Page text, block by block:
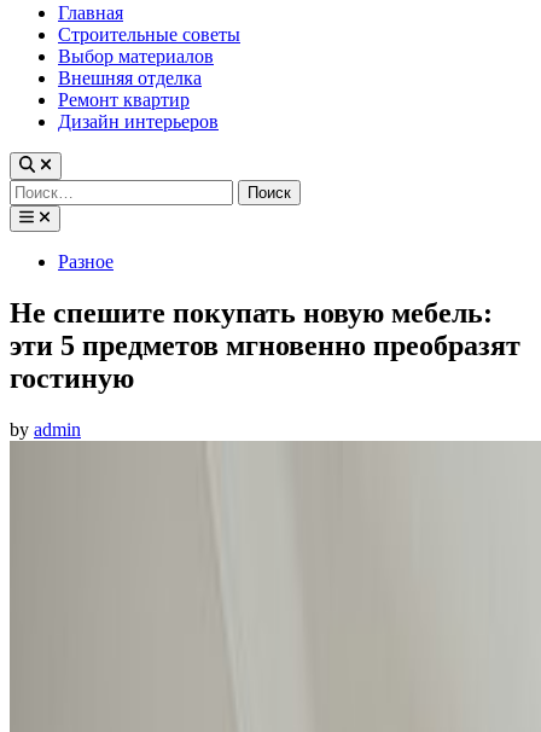
Главная
Строительные советы
Выбор материалов
Внешняя отделка
Ремонт квартир
Дизайн интерьеров
Найти:
PostedРазное
Не спешите покупать новую мебель:
эти 5 предметов мгновенно преобразят
гостиную
by admin